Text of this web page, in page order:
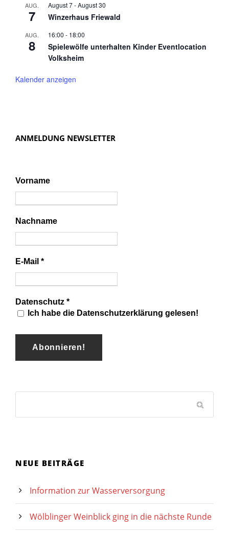
AUG.
7
August 7-August 30
Winzerhaus Friewald
AUG.
8
16:00 - 18:00
Spielewölfe unterhalten Kinder Eventlocation
Volksheim
Kalender anzeigen
ANMELDUNG NEWSLETTER
Vorname
Nachname
E-Mail *
Datenschutz *
Ich habe die Datenschutzerklärung gelesen!
NEUE BEITRÄGE
Information zur Wasserversorgung
Wölblinger Weinblick ging in die nächste Runde